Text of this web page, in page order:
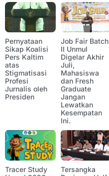
Pernyataan
Sikap Koalisi
Pers Kaltim
atas
Stigmatisasi
Profesi
Jurnalis oleh
Presiden
Job Fair Batch
II Unmul
Digelar Akhir
Juli,
Mahasiswa
dan Fresh
Graduate
Jangan
Lewatkan
Kesempatan
Ini.
Tracer Study
Tersangka